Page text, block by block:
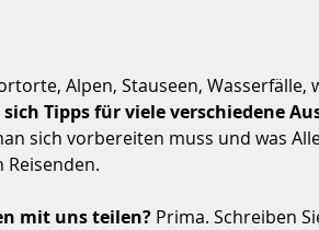
Alpen, Stauseen, Wasserfälle,
sich Tipps für viele verschiedene
sich vorbereiten muss und was
mit uns teilen? Prima. Schreiben